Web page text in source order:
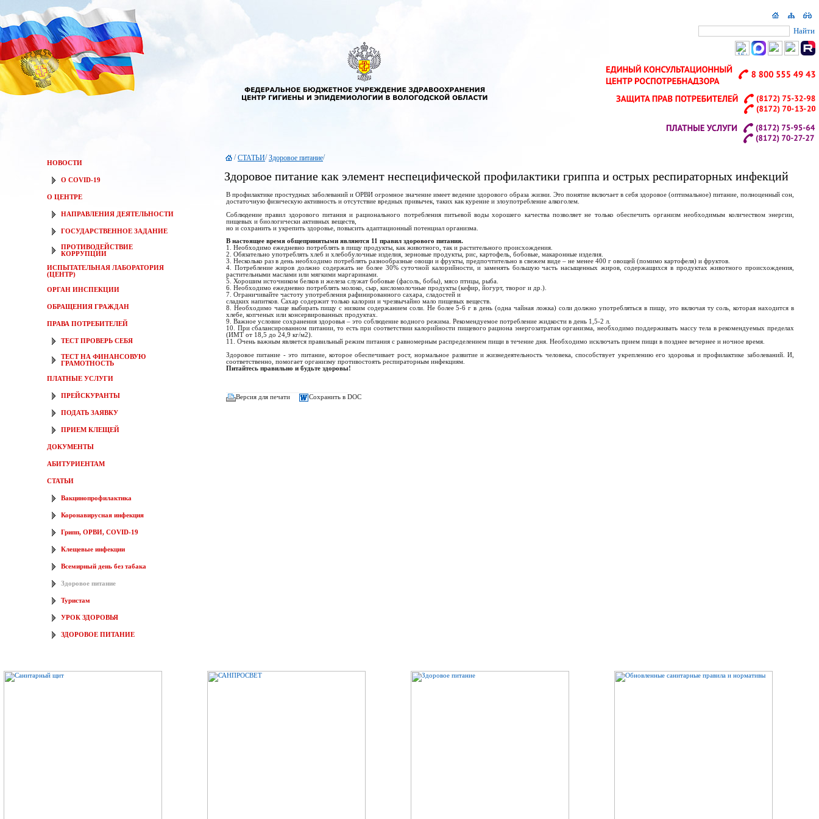
Найти
НОВОСТИ
О COVID-19
О ЦЕНТРЕ
НАПРАВЛЕНИЯ ДЕЯТЕЛЬНОСТИ
ГОСУДАРСТВЕННОЕ ЗАДАНИЕ
ПРОТИВОДЕЙСТВИЕ
КОРРУПЦИИ
ИСПЫТАТЕЛЬНАЯ ЛАБОРАТОРИЯ
(ЦЕНТР)
ОРГАН ИНСПЕКЦИИ
ОБРАЩЕНИЯ ГРАЖДАН
ПРАВА ПОТРЕБИТЕЛЕЙ
ТЕСТ ПРОВЕРЬ СЕБЯ
ТЕСТ НА ФИНАНСОВУЮ
ГРАМОТНОСТЬ
ПЛАТНЫЕ УСЛУГИ
ПРЕЙСКУРАНТЫ
ПОДАТЬ ЗАЯВКУ
ПРИЕМ КЛЕЩЕЙ
ДОКУМЕНТЫ
АБИТУРИЕНТАМ
СТАТЬИ
Вакцинопрофилактика
Коронавирусная инфекция
Грипп, ОРВИ, COVID-19
Клещевые инфекции
Всемирный день без табака
Здоровое питание
Туристам
УРОК ЗДОРОВЬЯ
ЗДОРОВОЕ ПИТАНИЕ
/СТАТЬИ/Здоровое питание/
Здоровое питание как элемент неспецифической профилактики гриппа и острых респираторных инфекций
В профилактике простудных заболеваний и ОРВИ огромное значение имеет ведение здорового образа жизни. Это понятие включает в себя здоровое (оптимальное) питание, полноценный сон,
достаточную физическую активность и отсутствие вредных привычек, таких как курение и злоупотребление алкоголем.
Соблюдение правил здорового питания и рационального потребления питьевой воды хорошего качества позволяет не только обеспечить организм необходимым количеством энергии,
пищевых и биологически активных веществ,
но и сохранить и укрепить здоровье, повысить адаптационный потенциал организма.
В настоящее время общепринятыми являются 11 правил здорового питания.
1. Необходимо ежедневно потреблять в пищу продукты, как животного, так и растительного происхождения.
2. Обязательно употреблять хлеб и хлебобулочные изделия, зерновые продукты, рис, картофель, бобовые, макаронные изделия.
3. Несколько раз в день необходимо потреблять разнообразные овощи и фрукты, предпочтительно в свежем виде – не менее 400 г овощей (помимо картофеля) и фруктов.
4. Потребление жиров должно содержать не более 30% суточной калорийности, и заменять большую часть насыщенных жиров, содержащихся в продуктах животного происхождения,
растительными маслами или мягкими маргаринами.
5. Хорошим источником белков и железа служат бобовые (фасоль, бобы), мясо птицы, рыба.
6. Необходимо ежедневно потреблять молоко, сыр, кисломолочные продукты (кефир, йогурт, творог и др.).
7. Ограничивайте частоту употребления рафинированного сахара, сладостей и
сладких напитков. Сахар содержит только калории и чрезвычайно мало пищевых веществ.
8. Необходимо чаще выбирать пищу с низким содержанием соли. Не более 5-6 г в день (одна чайная ложка) соли должно употребляться в пищу, это включая ту соль, которая находится в
хлебе, копченых или консервированных продуктах.
9. Важное условие сохранения здоровья – это соблюдение водного режима. Рекомендуемое потребление жидкости в день 1,5-2 л.
10. При сбалансированном питании, то есть при соответствии калорийности пищевого рациона энергозатратам организма, необходимо поддерживать массу тела в рекомендуемых пределах
(ИМТ от 18,5 до 24,9 кг/м2).
11. Очень важным является правильный режим питания с равномерным распределением пищи в течение дня. Необходимо исключать прием пищи в позднее вечернее и ночное время.
Здоровое питание - это питание, которое обеспечивает рост, нормальное развитие и жизнедеятельность человека, способствует укреплению его здоровья и профилактике заболеваний. И,
соответственно, помогает организму противостоять респираторным инфекциям.
Питайтесь правильно и будьте здоровы!
Версия для печати Сохранить в DOC